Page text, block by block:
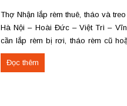
Thợ Nhận lắp rèm thuê, tháo và
Hà Nội – Hoài Đức – Việt Trì –
cần lắp rèm bị rơi, tháo rèm cũ
lắp rèm tại Hoài Đức, Hà Nội,
Vĩnh Yên? Chúng tôi cung cấp dịch
Đọc thêm